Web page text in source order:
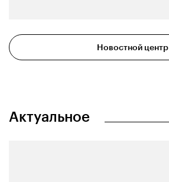
Новостной центр
Актуальное